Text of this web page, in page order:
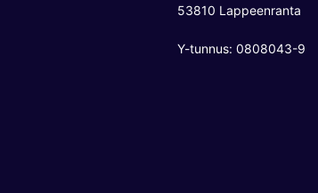
53810 Lappeenranta
Y-tunnus: 0808043-9